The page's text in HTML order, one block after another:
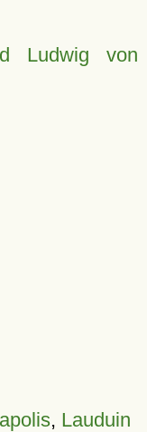
Ludwig von
, Lauduin